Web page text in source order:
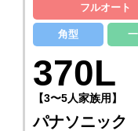
フルオート
角型
370L
【3〜5人家族用】
パナソニック